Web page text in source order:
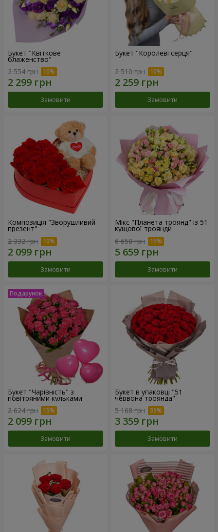
Букет "Квіткове
блаженство"
2 554 грн
Замовити
Букет "Королеві серця"
2 510 грн
Замовити
Композиція "Зворушливий
презент"
2 332 грн
Замовити
Мікс "Планета троянд" із 51
кущової троянди
6 658 грн
Замовити
Букет "Чарівність" з
повітряними кульками
2 624 грн
Замовити
Букет в упаковці "51
червона троянда"
5 168 грн
Замовити